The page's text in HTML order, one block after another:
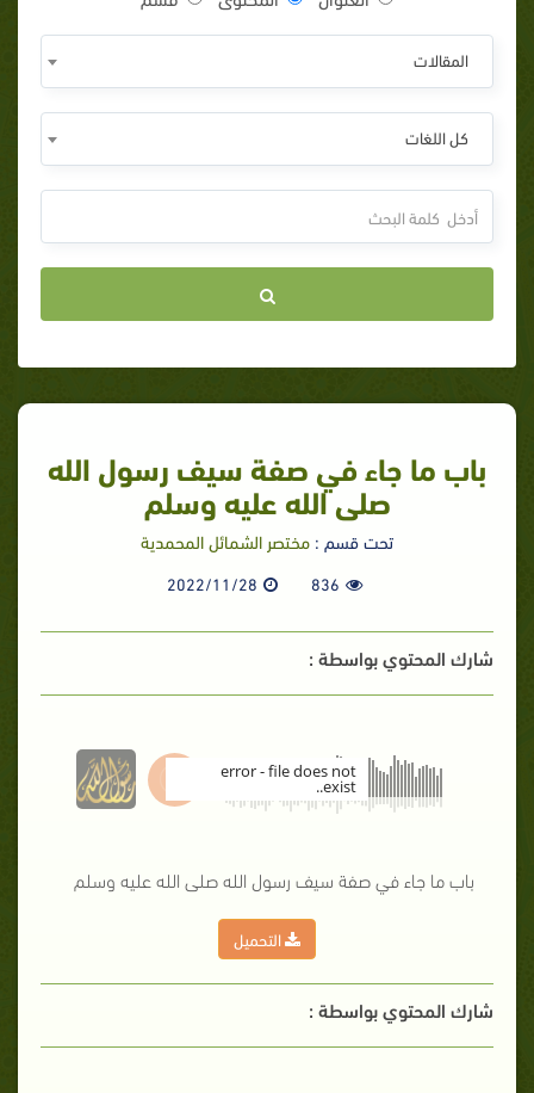
المقالات
كل اللغات
باب ما جاء في صفة سيف رسول الله
صلى الله عليه وسلم
تحت قسم : مختصر الشمائل المحمدية
836
2022/11/28
شارك المحتوي بواسطة :
error - file does not
exist..
باب ما جاء في صفة سيف رسول الله صلى الله عليه وسلم
التحميل
شارك المحتوي بواسطة :